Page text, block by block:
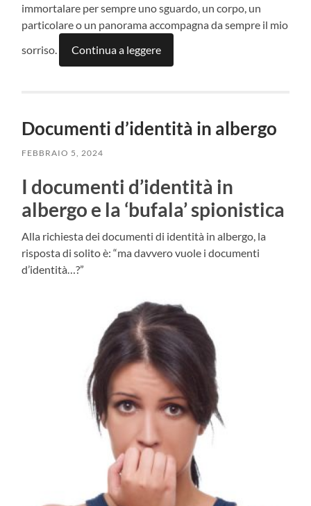
immortalare per sempre uno sguardo, un corpo, un
particolare o un panorama accompagna da sempre il mio
sorriso.
Continua a leggere
Documenti d’identità in albergo
FEBBRAIO 5, 2024
I documenti d’identità in
albergo e la ‘bufala’ spionistica
Alla richiesta dei documenti di identità in albergo, la
risposta di solito è: “ma davvero vuole i documenti
d’identità…?”